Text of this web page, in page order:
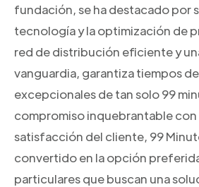
fundación, se ha destacado por
tecnología y la optimización de
red de distribución eficiente y
vanguardia, garantiza tiempos
excepcionales de tan solo 99
compromiso inquebrantable con
satisfacción del cliente, 99
convertido en la opción
particulares que buscan una